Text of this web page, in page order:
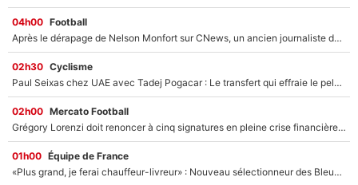
04h00 Football
Après le dérapage de Nelson Monfort sur CNews, un ancien journaliste de France Télévisions relance la polémique sur les incendies en Gironde
02h30 Cyclisme
Paul Seixas chez UAE avec Tadej Pogacar : Le transfert qui effraie le peloton, «c’est la pire des choses qui puisse arriver»
02h00 Mercato Football
Grégory Lorenzi doit renoncer à cinq signatures en pleine crise financière : L’IA propose sept noms à l’OM pour un mercato réussi... à seulement 5M€ !
01h00 Équipe de France
«Plus grand, je ferai chauffeur-livreur» : Nouveau sélectionneur des Bleus, Zinédine Zidane s’était imaginé un avenir très différent lorsqu'il était enfant